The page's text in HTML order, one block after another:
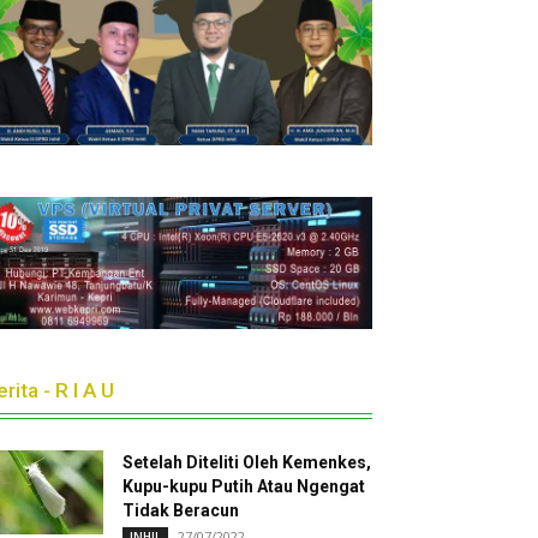
- R I A U
Setelah Diteliti Oleh Kemenkes,
Kupu-kupu Putih Atau Ngengat
Tidak Beracun